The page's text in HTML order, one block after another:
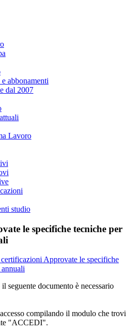
abbonamenti
dal 2007
Lavoro
studio
le specifiche tecniche per
Approvate le specifiche
seguente documento è necessario
compilando il modulo che trovi
"ACCEDI".